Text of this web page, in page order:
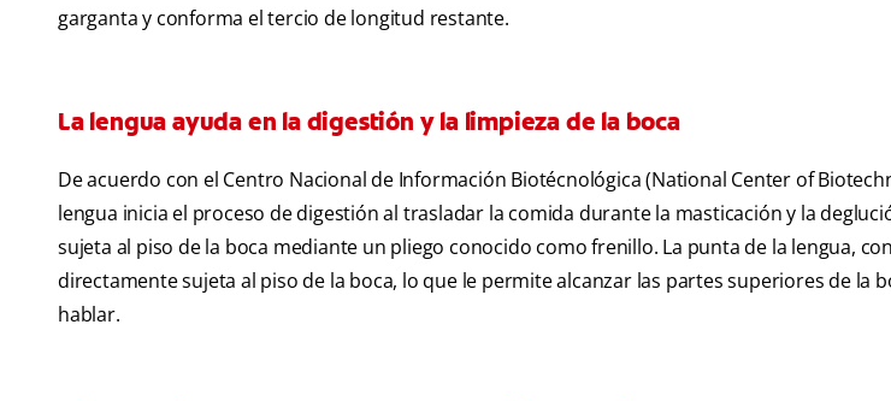
garganta y conforma el tercio de longitud restante.
La lengua ayuda en la digestión y la limpieza de la boca
De acuerdo con el Centro Nacional de Información Biotécnológica (National Center of
lengua inicia el proceso de digestión al trasladar la comida durante la masticación y la
sujeta al piso de la boca mediante un pliego conocido como frenillo. La punta de la lengua,
directamente sujeta al piso de la boca, lo que le permite alcanzar las partes superiores de la
hablar.